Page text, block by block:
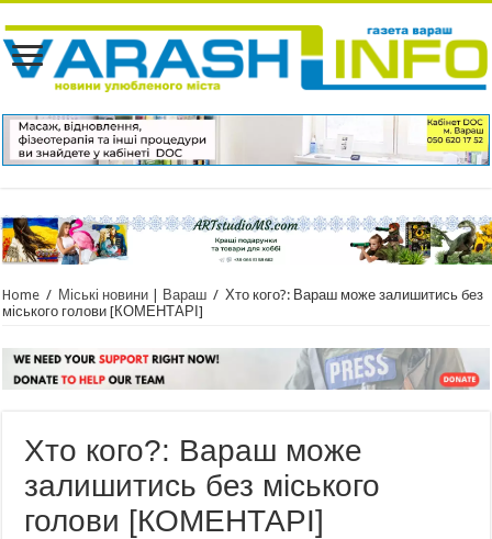
Home / Міські новини | Вараш / Хто кого?: Вараш може залишитись без
міського голови [КОМЕНТАРІ]
Хто кого?: Вараш може
залишитись без міського
голови [КОМЕНТАРІ]